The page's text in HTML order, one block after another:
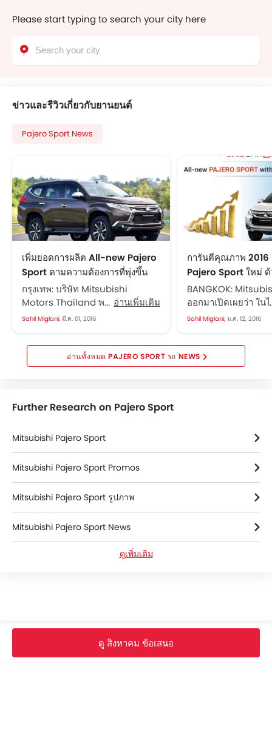
Please start typing to search your city here
ข่าวและรีวิวเกี่ยวกับยานยนต์
Pajero Sport News
เพิ่มยอดการผลิต All-new Pajero
Sport ตามความต้องการที่พุ่งขึ้น
กรุงเทพ: บริษัท Mitsubishi
Motors Thailand พร้อมแล้วที่จะ
เพิ่มยอดการผลิตสุดยอดรถ SUV อัน
2016 เพื่อตอบสนองความต้องการที่
เพิ่มสูงขึ้น ตั้งแต่การเปิดตัวรถ
Mitsubishi SUV ระดับพรีเมี่ยมได้
โลก ในอดีตที่ผ่านมารถคันนี้มียอด
ไคล้และแรงดึงดูด ดังนั้นเพื่อตอบ
โจทย์ความคาดหวังและความ
ต้องการของลูกค้าทางบริษัทจึงได้
ประกาศที่จะเพิ่มยอดการผลิตรถคัน
จำหน่าย...
อ่านเพิ่มเติม
Sahil Miglani, มี.ค. 01, 2016
การันตีคุณภาพ
Pajero Sport ใหม่
ทะลุ 14,000 คัน มาพ
พิเศษถึงมีนาคมนี้
BANGKOK:
ออกมาเปิดเผยว่า ใน
สุดท้ายของปีที่แล้ว ร
14,000 คัน พร้อมขอ
วางใจในรถเอสยูวี 7
เนื่องจากการปรับโค
Sahil Miglani, ม.ค. 12, 2016
PAJERO SPORT รถ NEWS
Further Research on Pajero Sport
Mitsubishi Pajero Sport
Mitsubishi Pajero Sport Promos
Mitsubishi Pajero Sport รูปภาพ
Mitsubishi Pajero Sport News
Mitsubishi Pajero Sport ข้อมูลจำเพาะ
Mitsubishi Pajero Sport โบรชัวร์
ดูเพิ่มเติม
ดู สิงหาคม ข้อเสนอ